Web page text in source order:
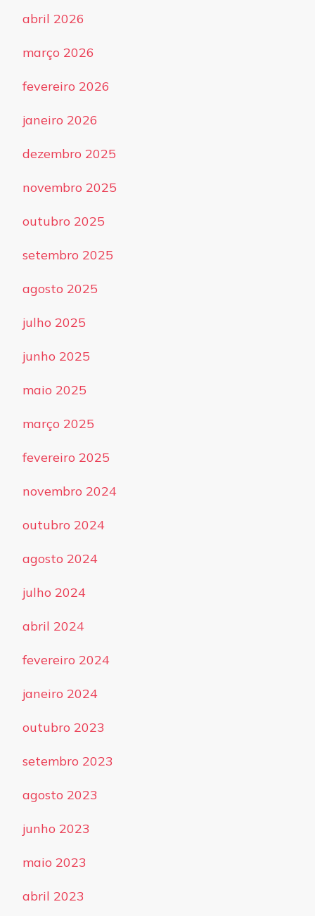
abril 2026
março 2026
fevereiro 2026
janeiro 2026
dezembro 2025
novembro 2025
outubro 2025
setembro 2025
agosto 2025
julho 2025
junho 2025
maio 2025
março 2025
fevereiro 2025
novembro 2024
outubro 2024
agosto 2024
julho 2024
abril 2024
fevereiro 2024
janeiro 2024
outubro 2023
setembro 2023
agosto 2023
junho 2023
maio 2023
abril 2023